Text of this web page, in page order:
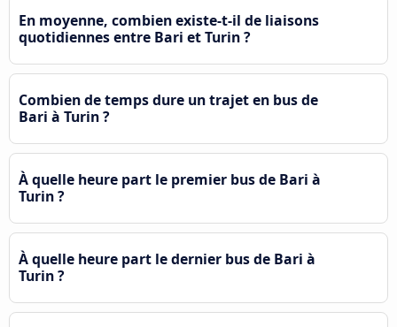
En moyenne, combien existe-t-il de liaisons
quotidiennes entre Bari et Turin ?
Combien de temps dure un trajet en bus de
Bari à Turin ?
À quelle heure part le premier bus de Bari à
Turin ?
À quelle heure part le dernier bus de Bari à
Turin ?